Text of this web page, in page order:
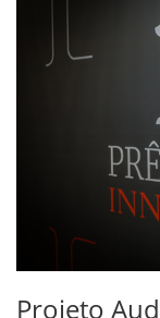
Projeto